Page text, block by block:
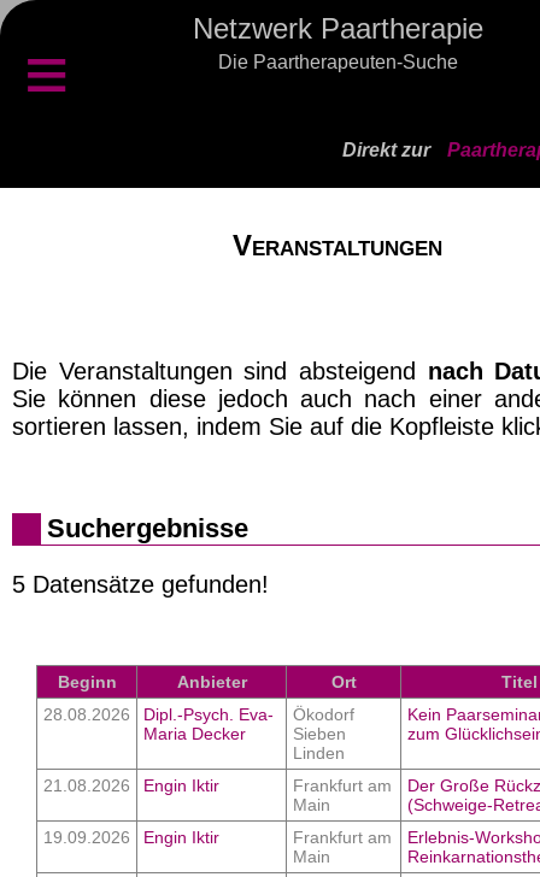
Netzwerk Paartherapie
Die Paartherapeuten-Suche
≡
Direkt zur
Veranstaltungen
Die Veranstaltungen sind absteigend nach
Sie können diese jedoch auch nach einer
sortieren lassen, indem Sie auf die Kopfleiste
Suchergebnisse
5 Datensätze gefunden!
Beginn Anbieter Ort
Titel
28.08.2026
Dipl.-Psych. Eva-
Maria Decker
Ökodorf
Sieben
Linden
Kein
zum
21.08.2026 Engin Iktir
Frankfurt am
Main
Der Große
(Schweige-
19.09.2026
Engin Iktir
Frankfurt am
Main
Erlebnis-